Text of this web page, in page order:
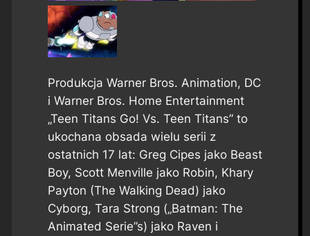
Produkcja Warner Bros. Animation, DC
i Warner Bros. Home Entertainment
„Teen Titans Go! Vs. Teen Titans” to
ukochana obsada wielu serii z
ostatnich 17 lat: Greg Cipes jako Beast
Boy, Scott Menville jako Robin, Khary
Payton (The Walking Dead) jako
Cyborg, Tara Strong („Batman: The
Animated Serie”s) jako Raven i